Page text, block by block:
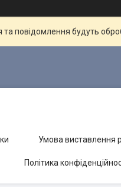
повідомлення будуть
Умова виставлення
Політика